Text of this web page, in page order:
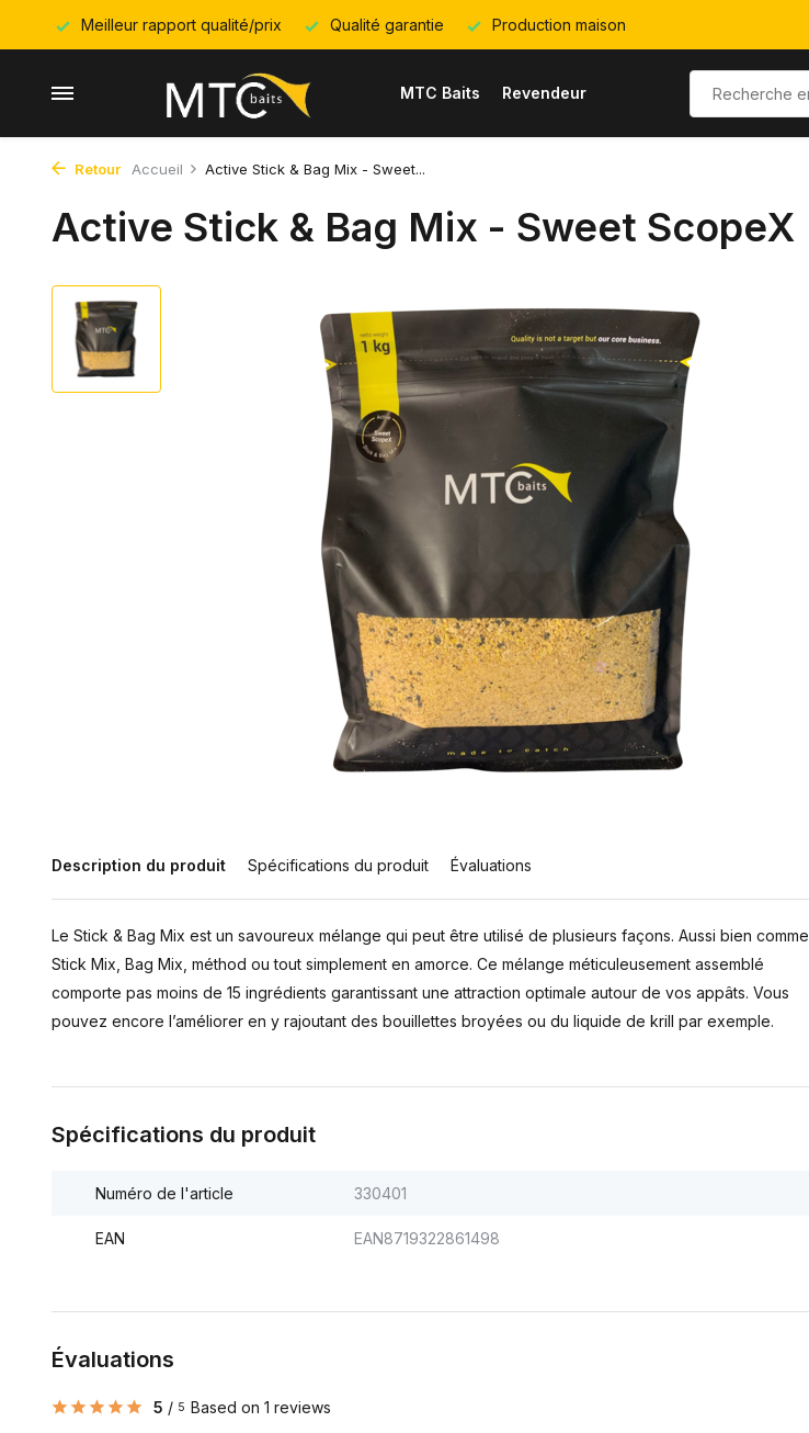
Meilleur rapport qualité/prix Qualité garantie Production maison
MTC Baits Revendeur
Retour Accueil Active Stick & Bag Mix - Sweet...
Active Stick & Bag Mix - Sweet ScopeX
Description du produit Spécifications du produit Évaluations
Le Stick & Bag Mix est un savoureux mélange qui peut être utilisé de plusieurs façons. Aussi bien comme
Stick Mix, Bag Mix, méthod ou tout simplement en amorce. Ce mélange méticuleusement assemblé
comporte pas moins de 15 ingrédients garantissant une attraction optimale autour de vos appâts. Vous
pouvez encore l’améliorer en y rajoutant des bouillettes broyées ou du liquide de krill par exemple.
Spécifications du produit
Numéro de l'article 330401
EAN EAN8719322861498
Évaluations
5 / 5 Based on 1 reviews